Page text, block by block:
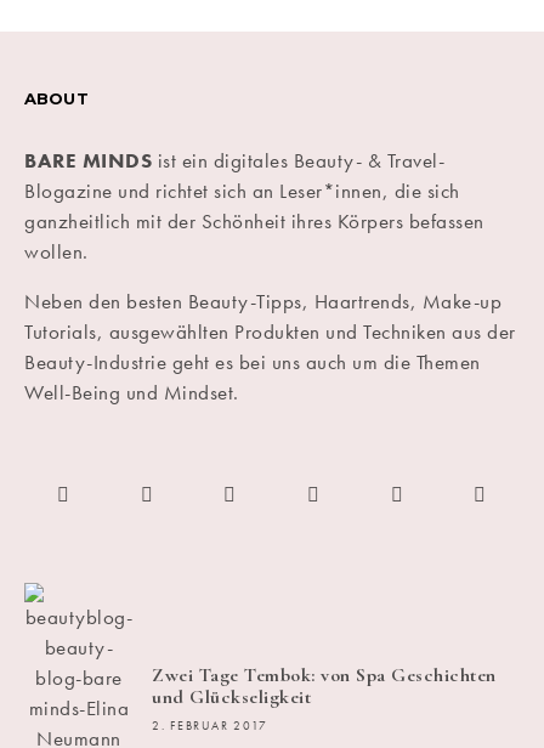
ABOUT
BARE MINDS ist ein digitales Beauty- & Travel-
Blogazine und richtet sich an Leser*innen, die sich
ganzheitlich mit der Schönheit ihres Körpers befassen
wollen.
Neben den besten Beauty-Tipps, Haartrends, Make-up
Tutorials, ausgewählten Produkten und Techniken aus der
Beauty-Industrie geht es bei uns auch um die Themen
Well-Being und Mindset.
Zwei Tage Tembok: von Spa Geschichten
und Glückseligkeit
2. FEBRUAR 2017